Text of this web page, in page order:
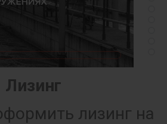
Лизинг
лизинг на